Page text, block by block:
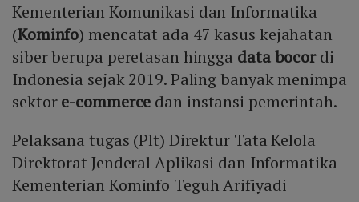
Kementerian Komunikasi dan Informatika
(Kominfo) mencatat ada 47 kasus kejahatan
siber berupa peretasan hingga data bocordi
Indonesia sejak 2019. Paling banyak menimpa
sektore-commerce dan instansi pemerintah.
Pelaksana tugas (Plt) Direktur Tata Kelola
Direktorat Jenderal Aplikasi dan Informatika
Kementerian Kominfo Teguh Arifiyadi